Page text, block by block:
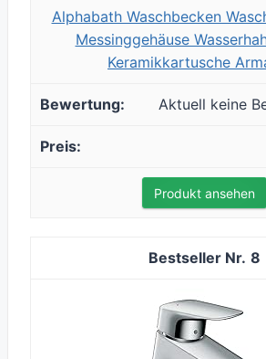
Alphabath Waschbecken
Messinggehäuse
Keramikkartusche
Aktuell keine
Produkt ansehen
8